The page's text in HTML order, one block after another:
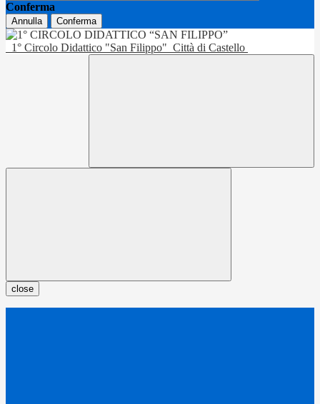
Conferma
Annulla Conferma
1° Circolo Didattico "San Filippo" Città di Castello
close